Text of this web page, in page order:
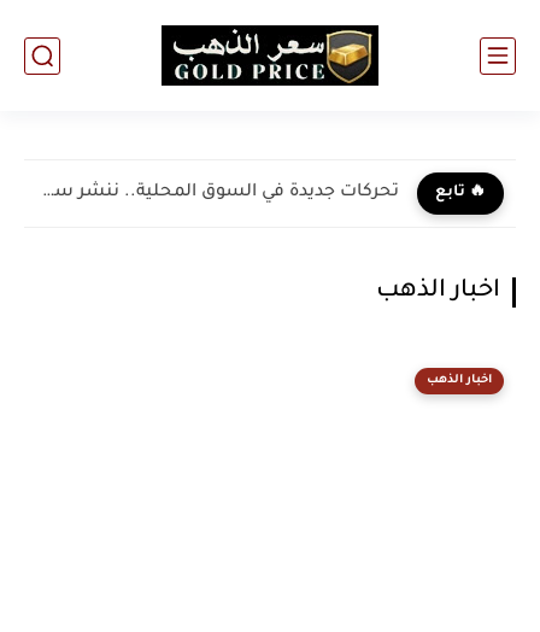
🔥 تابع تحركات جديدة في السوق المحلية.. ننشر سعر جرام الذهب عيار...
اخبار الذهب
اخبار الذهب